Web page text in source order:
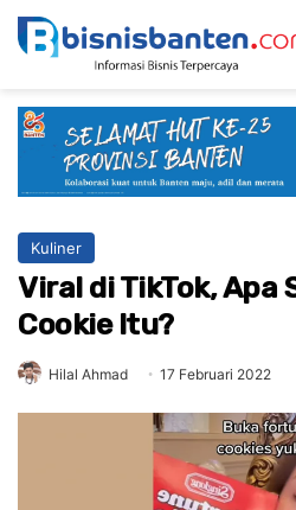
Kuliner
Viral di TikTok, Apa
Cookie Itu?
Hilal Ahmad 17 Februari 2022